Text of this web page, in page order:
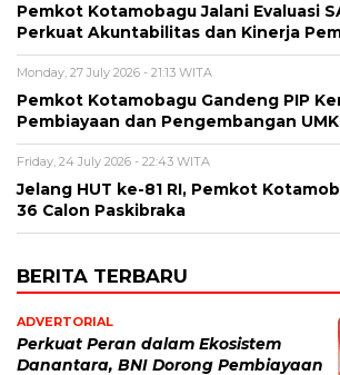
Pemkot Kotamobagu Jalani Evaluasi
Perkuat Akuntabilitas dan Kinerja
Monday, 27 July 2026 - 21:13 WITA
Pemkot Kotamobagu Gandeng PIP
Pembiayaan dan Pengembangan
Friday, 24 July 2026 - 22:43 WITA
Jelang HUT ke-81 RI, Pemkot
36 Calon Paskibraka
BERITA TERBARU
ADVERTORIAL
Perkuat Peran dalam Ekosistem
Danantara, BNI Dorong Pembiayaan